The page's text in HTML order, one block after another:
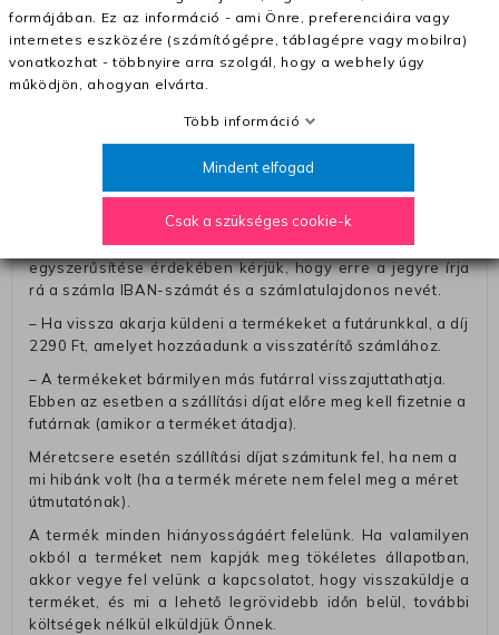
– A kapott termék cseréjéért 3780 Ft szállítási díjat
számolunk fel (oda -vissza út)
Pénzvisszatérítés:
értéke eltér 0 FT-tól, nem fogadunk el. A futárnak átadott
csomagba kérjük, hogy a visszaküldés könnyebb
azonosítása érdekében tegyen egy megjegyzést, amelyre
felírja telefonszámát/rendelési számát. Az eljárás
egyszerűsítése érdekében kérjük, hogy erre a jegyre írja
rá a számla IBAN-számát és a számlatulajdonos nevét.
– Ha vissza akarja küldeni a termékeket a futárunkkal, a díj
2290 Ft, amelyet hozzáadunk a visszatérítő számlához.
– A termékeket bármilyen más futárral visszajuttathatja.
Ebben az esetben a szállítási díjat előre meg kell fizetnie a
futárnak (amikor a terméket átadja).
Méretcsere esetén szállítási díjat számitunk fel, ha nem a
mi hibánk volt (ha a termék mérete nem felel meg a méret
útmutatónak).
A termék minden hiányosságáért felelünk. Ha valamilyen
okból a terméket nem kapják meg tökéletes állapotban,
akkor vegye fel velünk a kapcsolatot, hogy visszaküldje a
terméket, és mi a lehető legrövidebb időn belül, további
költségek nélkül elküldjük Önnek.
formájában. Ez az információ - ami Önre, preferenciáira vagy
internetes eszközére (számítógépre, táblagépre vagy mobilra)
vonatkozhat - többnyire arra szolgál, hogy a webhely úgy
működjön, ahogyan elvárta.
Több információ
Mindent elfogad
Csak a szükséges cookie-k